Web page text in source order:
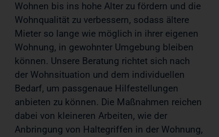
Wohnen bis ins hohe Alter zu fördern und die
Wohnqualität zu verbessern, sodass ältere
Mieter so lange wie möglich in ihrer eigenen
Wohnung, in gewohnter Umgebung bleiben
können. Unsere Beratung richtet sich nach
der Wohnsituation und dem individuellen
Bedarf, um passgenaue Hilfestellungen
anbieten zu können. Die Maßnahmen reichen
dabei von kleineren Arbeiten, wie der
Anbringung von Haltegriffen in der Wohnung,